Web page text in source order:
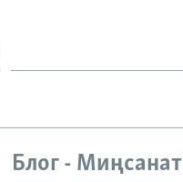
Блог - Миңсанат